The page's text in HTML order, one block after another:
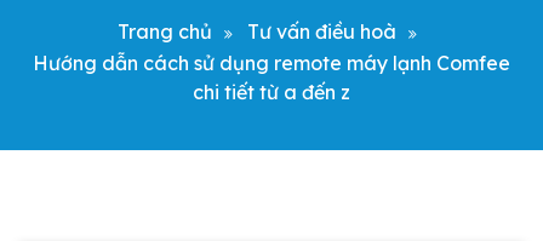
Trang chủ
Tư vấn điều hoà
Hướng dẫn cách sử dụng remote máy lạnh Comfee
chi tiết từ a đến z